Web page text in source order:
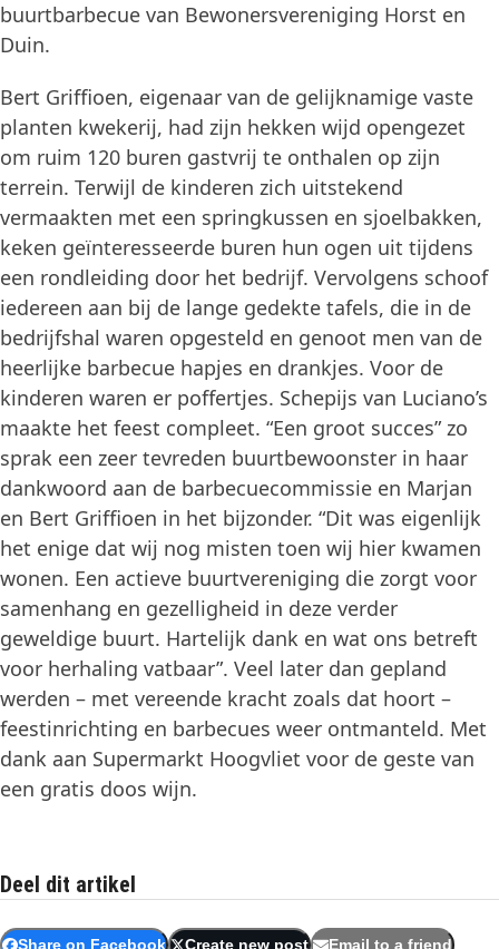
buurtbarbecue van Bewonersvereniging Horst en
Duin.
Bert Griffioen, eigenaar van de gelijknamige vaste
planten kwekerij, had zijn hekken wijd opengezet
om ruim 120 buren gastvrij te onthalen op zijn
terrein. Terwijl de kinderen zich uitstekend
vermaakten met een springkussen en sjoelbakken,
keken geïnteresseerde buren hun ogen uit tijdens
een rondleiding door het bedrijf. Vervolgens schoof
iedereen aan bij de lange gedekte tafels, die in de
bedrijfshal waren opgesteld en genoot men van de
heerlijke barbecue hapjes en drankjes. Voor de
kinderen waren er poffertjes. Schepijs van Luciano’s
maakte het feest compleet. “Een groot succes” zo
sprak een zeer tevreden buurtbewoonster in haar
dankwoord aan de barbecuecommissie en Marjan
en Bert Griffioen in het bijzonder. “Dit was eigenlijk
het enige dat wij nog misten toen wij hier kwamen
wonen. Een actieve buurtvereniging die zorgt voor
samenhang en gezelligheid in deze verder
geweldige buurt. Hartelijk dank en wat ons betreft
voor herhaling vatbaar”. Veel later dan gepland
werden – met vereende kracht zoals dat hoort –
feestinrichting en barbecues weer ontmanteld. Met
dank aan Supermarkt Hoogvliet voor de geste van
een gratis doos wijn.
Deel dit artikel
Share on Facebook Create new post Email to a friend